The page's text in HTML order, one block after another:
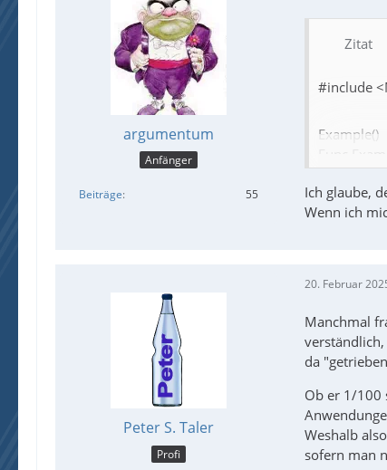
argumentum
Anfänger
Beiträge 55
Zitat
#include
Example()
; Create a
Local
If @error
;~
Else
;~
EndIf
Local
Ich glaube,
Wenn ich
Peter S. Taler
Profi
20. Februar
Manchmal
da
Ob er 1/100
Weshalb
sofern man